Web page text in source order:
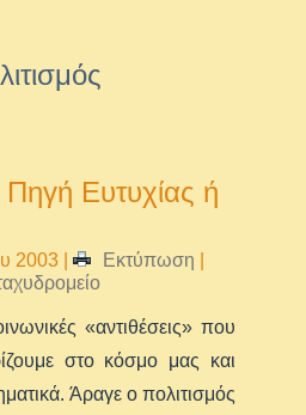
Πηγή Ευτυχίας ή
2003 | Εκτύπωση
«αντιθέσεις» που
στο κόσμο μας και
Άραγε ο πολιτισμός